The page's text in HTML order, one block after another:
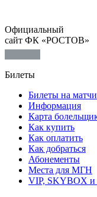
Официальный
сайт ФК «РОСТОВ»
Билеты
Билеты на матчи
Информация
Карта
Как купить
Как оплатить
Как добраться
Абонементы
Места для МГН
VIP, SKYBOX и